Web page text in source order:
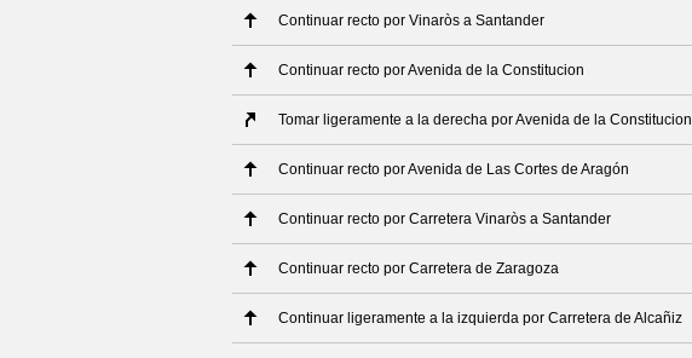
Continuar recto por Vinaròs a Santander
Continuar recto por Avenida de la Constitucion
Tomar ligeramente a la derecha por Avenida de la Constitucion
Continuar recto por Avenida de Las Cortes de Aragón
Continuar recto por Carretera Vinaròs a Santander
Continuar recto por Carretera de Zaragoza
Continuar ligeramente a la izquierda por Carretera de Alcañiz